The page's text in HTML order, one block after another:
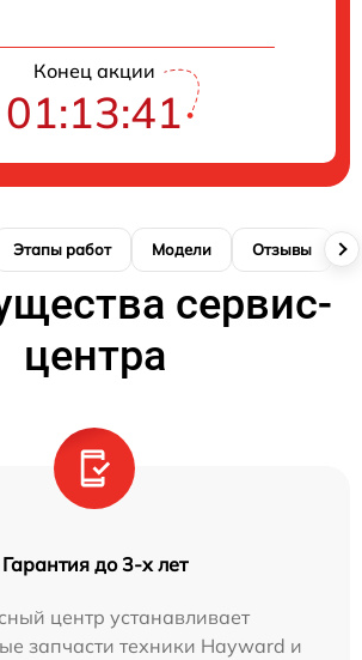
Конец акции
01:13:41
Этапы работ Модели Отзывы
сервис-
центра
Гарантия до 3-х лет
центр устанавливает
запчасти техники Hayward и